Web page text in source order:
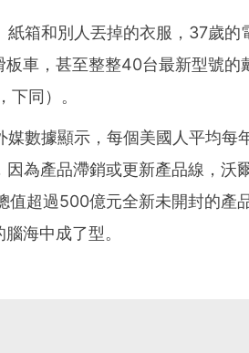
紙箱和別人丟掉的衣服，37歲
車，甚至整整40台最新型號的
同）。
數據顯示，每個美國人平均每
為產品滯銷或更新產品線，沃
超過500億元全新未開封的產
海中成了型。